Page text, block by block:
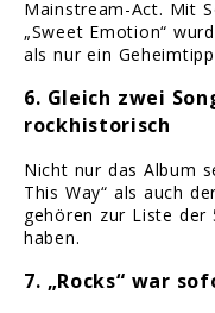
Mainstream-Act. Mit
„Sweet Emotion“
als nur ein
6. Gleich zwei
rockhistorisch
Nicht nur das Album
This Way“ als auch
gehören zur Liste der
haben.
7. „Rocks“ war